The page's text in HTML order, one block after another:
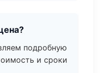
подробную
и сроки